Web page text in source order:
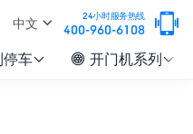
24小时服务热线
400-960-6108 
中文
停车  开门机系列